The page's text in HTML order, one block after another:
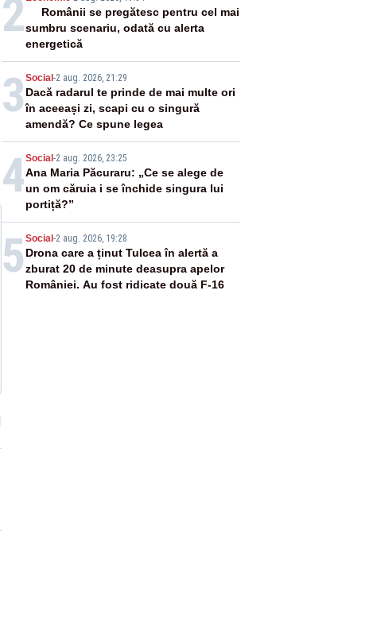
2
Românii se pregătesc pentru cel mai
sumbru scenariu, odată cu alerta
energetică
3 Social-2 aug. 2026, 21:29
Dacă radarul te prinde de mai multe ori
în aceeași zi, scapi cu o singură
amendă? Ce spune legea
4Social-2 aug. 2026, 23:25
Ana Maria Păcuraru: „Ce se alege de
un om căruia i se închide singura lui
portiță?”
5 Social-2 aug. 2026, 19:28
Drona care a ținut Tulcea în alertă a
zburat 20 de minute deasupra apelor
României. Au fost ridicate două F-16